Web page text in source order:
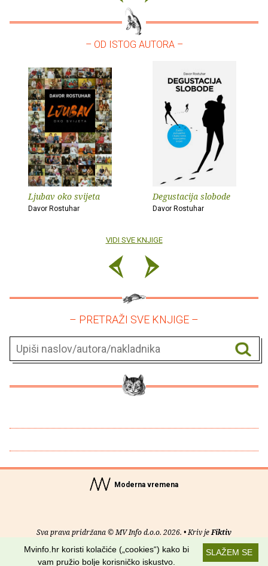
– OD ISTOG AUTORA –
Ljubav oko svijeta
Davor Rostuhar
Degustacija slobode
Davor Rostuhar
VIDI SVE KNJIGE
– PRETRAŽI SVE KNJIGE –
Moderna vremena
Sva prava pridržana © MV Info d.o.o. 2026. • Kriv jeFiktiv
Uvjeti korištenja RSS kanaliSLAŽEM SE
Mvinfo.hr koristi kolačiće („cookies“) kako bi
vam pružio bolje korisničko iskustvo.